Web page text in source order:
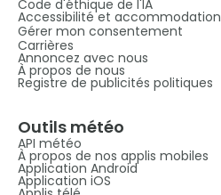
Code d'éthique de l'IA
Accessibilité et accommodation
Gérer mon consentement
Carrières
Annoncez avec nous
À propos de nous
Registre de publicités politiques
Outils météo
API météo
À propos de nos applis mobiles
Application Android
Application iOS